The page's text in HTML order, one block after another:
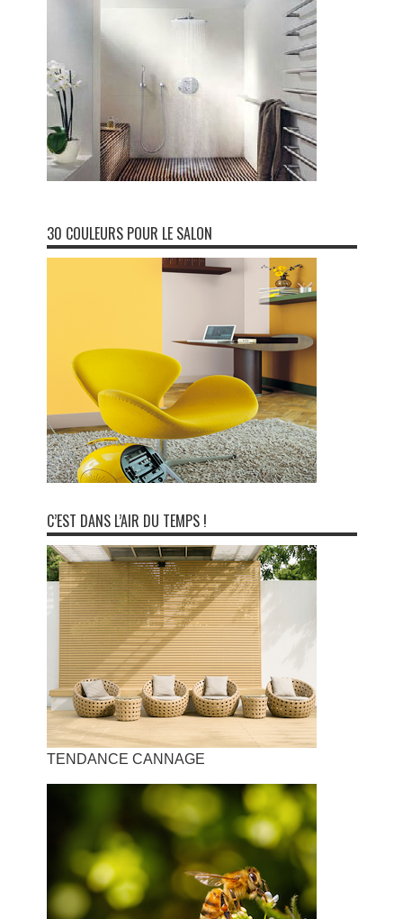
30 COULEURS POUR LE SALON
C’EST DANS L’AIR DU TEMPS !
TENDANCE CANNAGE